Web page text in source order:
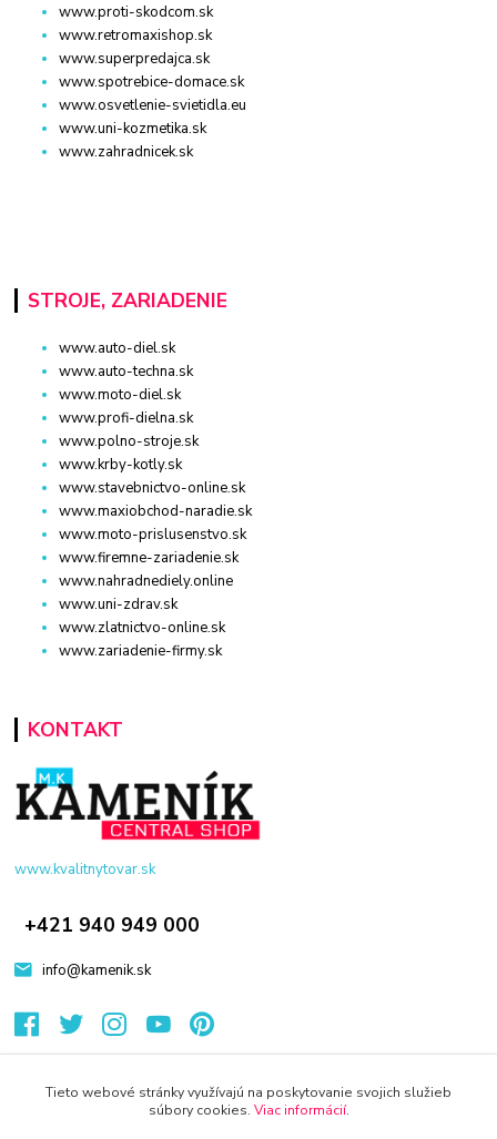
www.proti-skodcom.sk
www.retromaxishop.sk
www.superpredajca.sk
www.spotrebice-domace.sk
www.osvetlenie-svietidla.eu
www.uni-kozmetika.sk
www.zahradnicek.sk
STROJE, ZARIADENIE
www.auto-diel.sk
www.auto-techna.sk
www.moto-diel.sk
www.profi-dielna.sk
www.polno-stroje.sk
www.krby-kotly.sk
www.stavebnictvo-online.sk
www.maxiobchod-naradie.sk
www.moto-prislusenstvo.sk
www.firemne-zariadenie.sk
www.nahradnediely.online
www.uni-zdrav.sk
www.zlatnictvo-online.sk
www.zariadenie-firmy.sk
KONTAKT
www.kvalitnytovar.sk
+421 940 949 000
info@kamenik.sk
Tieto webové stránky využívajú na poskytovanie svojich služieb
súbory cookies. Viac informácií.